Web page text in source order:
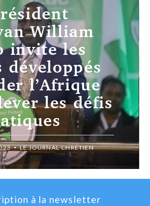
William
invite les
développés
l’Afrique
les défis
LE JOURNAL CHRÉTIEN
à la newsletter